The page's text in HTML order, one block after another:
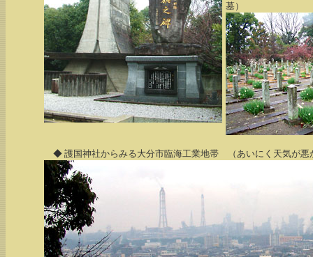
墓）
◆ 護国神社からみる大分市臨海工業地帯 （あいにく天気が悪